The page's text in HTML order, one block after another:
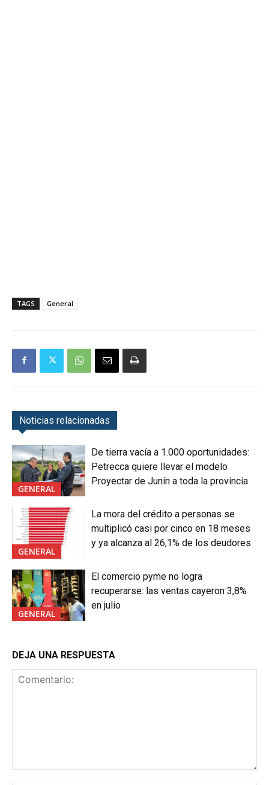
TAGS General
Noticias relacionadas
GENERAL
De tierra vacía a 1.000 oportunidades:
Petrecca quiere llevar el modelo
Proyectar de Junín a toda la provincia
GENERAL
La mora del crédito a personas se
multiplicó casi por cinco en 18 meses
y ya alcanza al 26,1% de los deudores
GENERAL
El comercio pyme no logra
recuperarse: las ventas cayeron 3,8%
en julio
DEJA UNA RESPUESTA